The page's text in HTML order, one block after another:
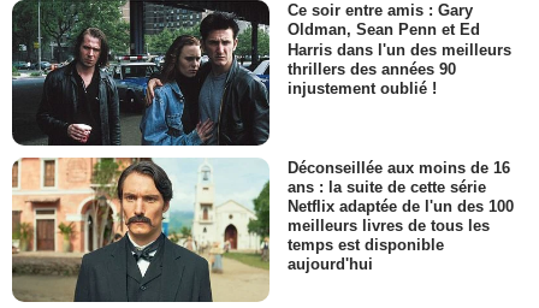
Ce soir entre amis : Gary
Oldman, Sean Penn et Ed
Harris dans l'un des meilleurs
thrillers des années 90
injustement oublié !
Déconseillée aux moins de 16
ans : la suite de cette série
Netflix adaptée de l'un des 100
meilleurs livres de tous les
temps est disponible
aujourd'hui